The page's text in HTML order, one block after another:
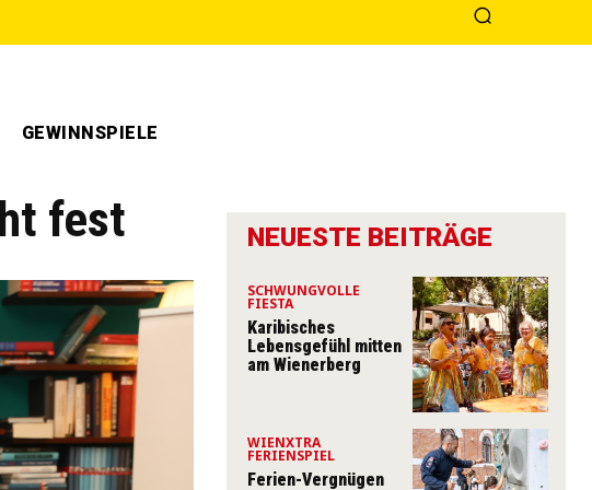
GEWINNSPIELE
fest NEUESTE BEITRÄGE
SCHWUNGVOLLE
FIESTA
Karibisches
Lebensgefühl mitten
am Wienerberg
WIENXTRA
FERIENSPIEL
Ferien-Vergnügen